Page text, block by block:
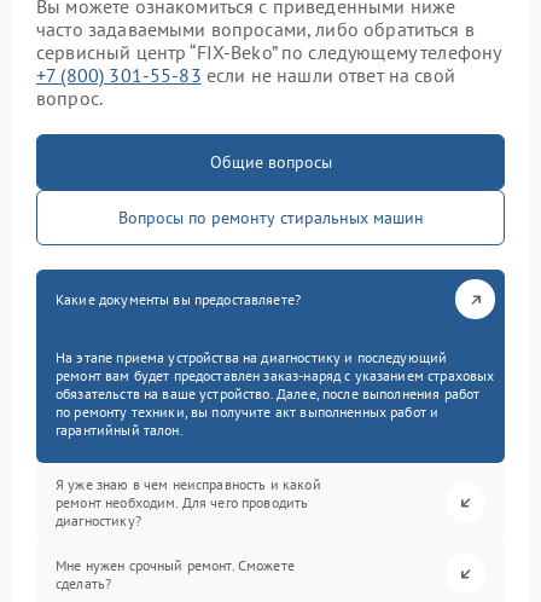
Вы можете ознакомиться с приведенными ниже
часто задаваемыми вопросами, либо обратиться в
сервисный центр “FIX-Beko” по следующему телефону
+7 (800) 301-55-83 если не нашли ответ на свой
вопрос.
Общие вопросы
Вопросы по ремонту стиральных машин
Какие документы вы предоставляете?
На этапе приема устройства на диагностику и последующий
ремонт вам будет предоставлен заказ-наряд с указанием страховых
обязательств на ваше устройство. Далее, после выполнения работ
по ремонту техники, вы получите акт выполненных работ и
гарантийный талон.
Я уже знаю в чем неисправность и какой
ремонт необходим. Для чего проводить
диагностику?
Мне нужен срочный ремонт. Сможете
сделать?